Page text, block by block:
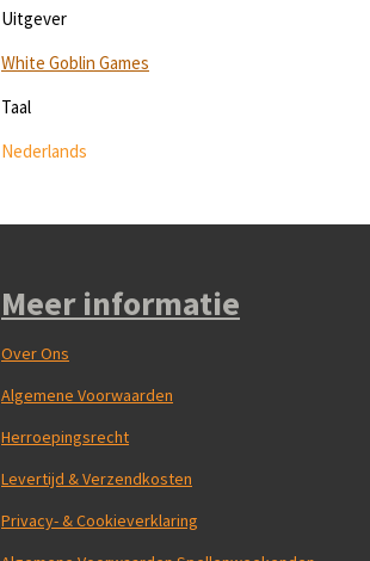
Uitgever
White Goblin Games
Taal
Nederlands
Meer informatie
Over Ons
Algemene Voorwaarden
Herroepingsrecht
Levertijd & Verzendkosten
Privacy- & Cookieverklaring